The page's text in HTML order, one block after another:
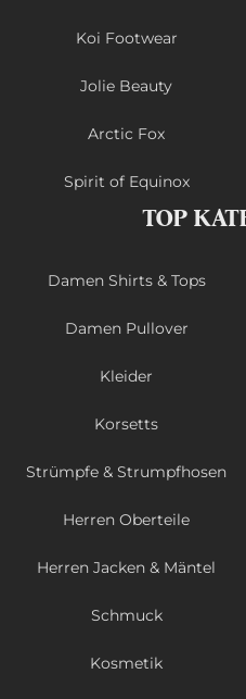
Koi Footwear
Jolie Beauty
Arctic Fox
Spirit of Equinox
TOP
Damen Shirts & Tops
Damen Pullover
Kleider
Korsetts
Strümpfe & Strumpfhosen
Herren Oberteile
Herren Jacken & Mäntel
Schmuck
Kosmetik